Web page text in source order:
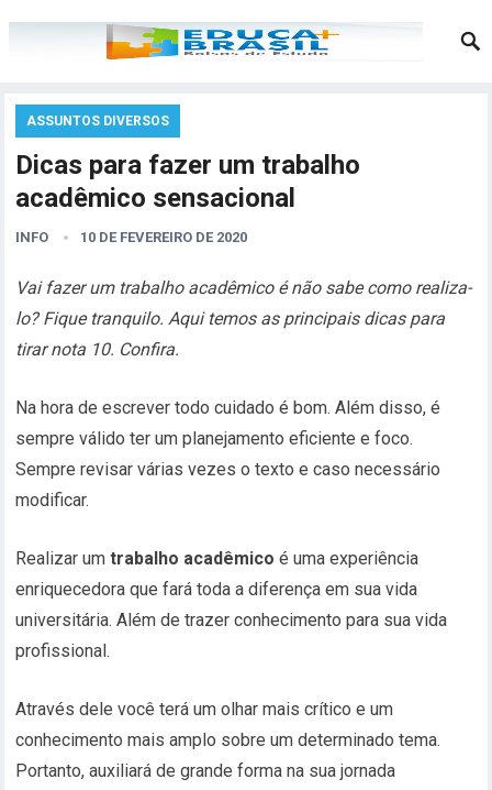
ASSUNTOS DIVERSOS
Dicas para fazer um trabalho
acadêmico sensacional
INFO 10 DE FEVEREIRO DE 2020
Vai fazer um trabalho acadêmico é não sabe como realiza-
lo? Fique tranquilo. Aqui temos as principais dicas para
tirar nota 10. Confira.
Na hora de escrever todo cuidado é bom. Além disso, é
sempre válido ter um planejamento eficiente e foco.
Sempre revisar várias vezes o texto e caso necessário
modificar.
Realizar umtrabalho acadêmico é uma experiência
enriquecedora que fará toda a diferença em sua vida
universitária. Além de trazer conhecimento para sua vida
profissional.
Através dele você terá um olhar mais crítico e um
conhecimento mais amplo sobre um determinado tema.
Portanto, auxiliará de grande forma na sua jornada